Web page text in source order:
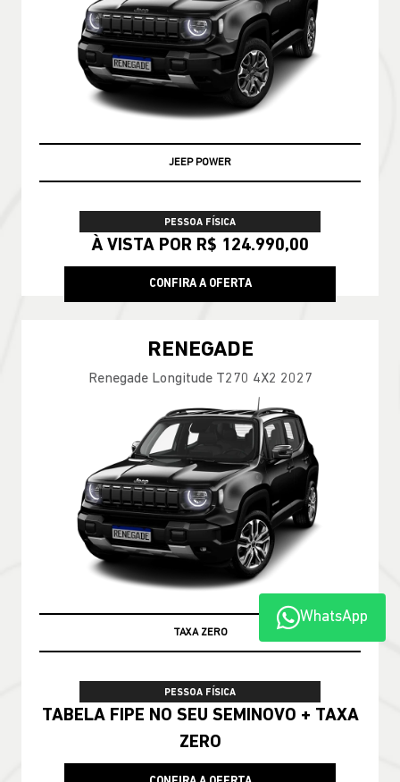
JEEP POWER
PESSOA FÍSICA
À VISTA POR R$ 124.990,00
CONFIRA A OFERTA
RENEGADE
Renegade Longitude T270 4X2 2027
TAXA ZERO
PESSOA FÍSICA
TABELA FIPE NO SEU SEMINOVO + TAXA
ZERO
WhatsApp